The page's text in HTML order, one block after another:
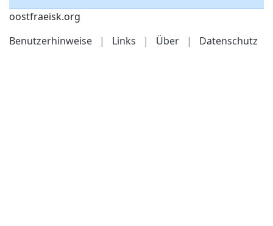
oostfraeisk.org
Benutzerhinweise
| Links | Über | Datenschutz